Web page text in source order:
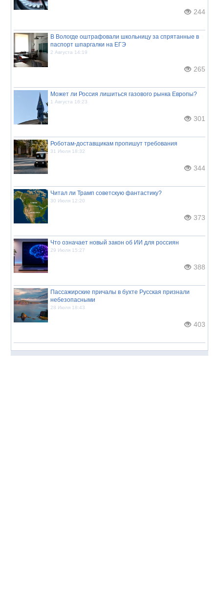
244
В Вологде оштрафовали школьницу за спрятанные в
паспорт шпаргалки на ЕГЭ
2 Августа 14:19
265
Может ли Россия лишиться газового рынка Европы?
1 Августа 16:23
301
Роботам-доставщикам пропишут требования
31 Июля 18:32
344
Читал ли Трамп советскую фантастику?
30 Июля 12:20
373
Что означает новый закон об ИИ для россиян
29 Июля 15:27
388
Пассажирские причалы в бухте Русская признали
небезопасными
28 Июля 18:43
403